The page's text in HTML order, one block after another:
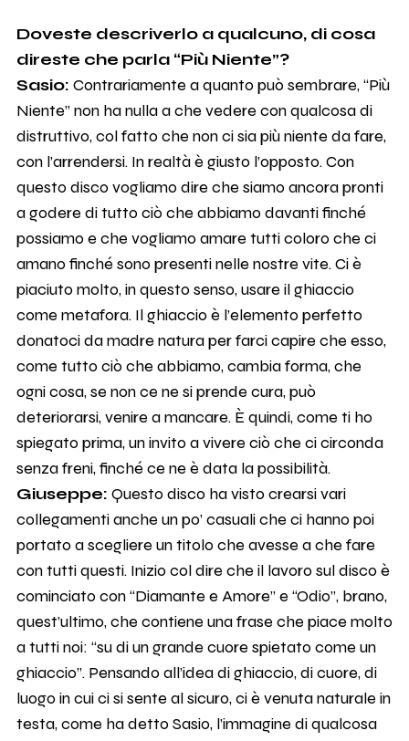
Doveste descriverlo a qualcuno, di cosa
direste che parla “Più Niente”?
Sasio: Contrariamente a quanto può sembrare, “Più
Niente” non ha nulla a che vedere con qualcosa di
distruttivo, col fatto che non ci sia più niente da fare,
con l’arrendersi. In realtà è giusto l’opposto. Con
questo disco vogliamo dire che siamo ancora pronti
a godere di tutto ciò che abbiamo davanti finché
possiamo e che vogliamo amare tutti coloro che ci
amano finché sono presenti nelle nostre vite. Ci è
piaciuto molto, in questo senso, usare il ghiaccio
come metafora. Il ghiaccio è l’elemento perfetto
donatoci da madre natura per farci capire che esso,
come tutto ciò che abbiamo, cambia forma, che
ogni cosa, se non ce ne si prende cura, può
deteriorarsi, venire a mancare. È quindi, come ti ho
spiegato prima, un invito a vivere ciò che ci circonda
senza freni, finché ce ne è data la possibilità.
Giuseppe: Questo disco ha visto crearsi vari
collegamenti anche un po’ casuali che ci hanno poi
portato a scegliere un titolo che avesse a che fare
con tutti questi. Inizio col dire che il lavoro sul disco è
cominciato con “Diamante e Amore” e “Odio”, brano,
quest’ultimo, che contiene una frase che piace molto
a tutti noi: “su di un grande cuore spietato come un
ghiaccio”. Pensando all’idea di ghiaccio, di cuore, di
luogo in cui ci si sente al sicuro, ci è venuta naturale in
testa, come ha detto Sasio, l’immagine di qualcosa